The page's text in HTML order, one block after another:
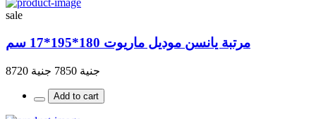
sale
مرتبة يانسن موديل ماريوت 180*195*17 سم
جنية 7850 جنية 8720
Add to cart